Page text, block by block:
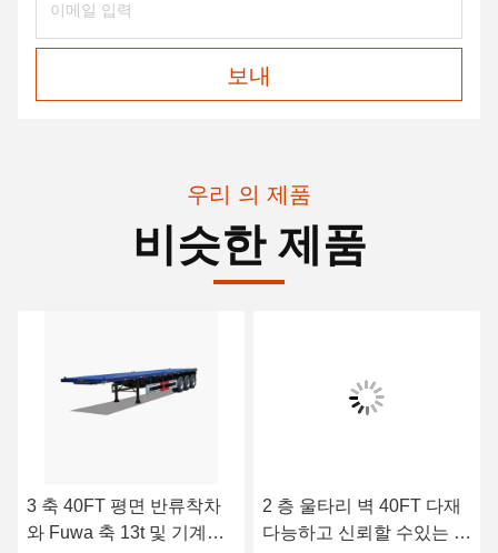
보내
우리 의 제품
비슷한 제품
3 축 40FT 평면 반류착차
와 Fuwa 축 13t 및 기계식
2 층 울타리 벽 40FT 다재
다능하고 신뢰할 수있는 떨